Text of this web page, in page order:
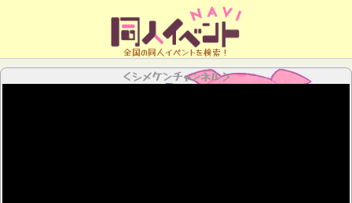
全国の同人イベントを検索！
＜シメケンチャンネル＞